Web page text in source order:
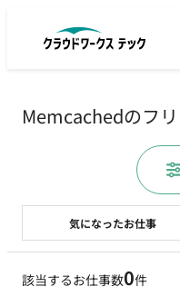
Memcachedのフ
該当するお仕事数0件
気になったお仕事